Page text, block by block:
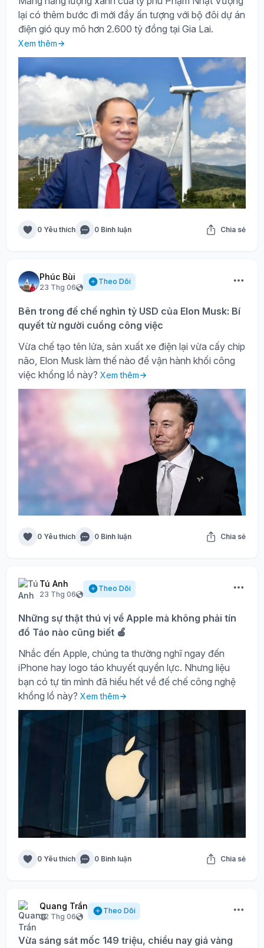
lại có thêm bước đi mới đầy ấn tượng với bộ đôi dự án
điện gió quy mô hơn 2.600 tỷ đồng tại Gia Lai.
Xem thêm
0 Yêu thích 0 Bình luận Chia sẻ
Phúc Bùi
23 Thg 06
Theo Dõi
Bên trong đế chế nghìn tỷ USD của Elon Musk: Bí
quyết từ người cuồng công việc
Vừa chế tạo tên lửa, sản xuất xe điện lại vừa cấy chip
não, Elon Musk làm thế nào để vận hành khối công
việc khổng lồ này? Xem thêm
0 Yêu thích 0 Bình luận Chia sẻ
Tú Anh
23 Thg 06
Theo Dõi
Những sự thật thú vị về Apple mà không phải tín
đồ Táo nào cũng biết 🍎
Nhắc đến Apple, chúng ta thường nghĩ ngay đến
iPhone hay logo táo khuyết quyền lực. Nhưng liệu
bạn có tự tin mình đã hiểu hết về đế chế công nghệ
khổng lồ này? Xem thêm
0 Yêu thích 0 Bình luận Chia sẻ
Quang Trần
22 Thg 06
Theo Dõi
Vừa sáng sát mốc 149 triệu, chiều nay giá vàng